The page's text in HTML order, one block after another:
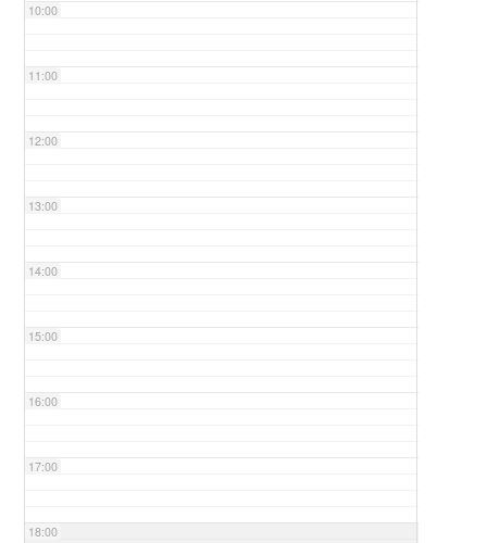
10:00
11:00
12:00
13:00
14:00
15:00
16:00
17:00
18:00